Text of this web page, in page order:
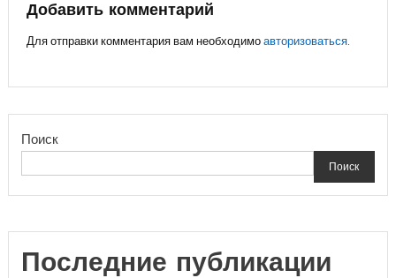
записям
Добавить комментарий
Для отправки комментария вам необходимоавторизоваться.
Поиск
Поиск
Последние публикации